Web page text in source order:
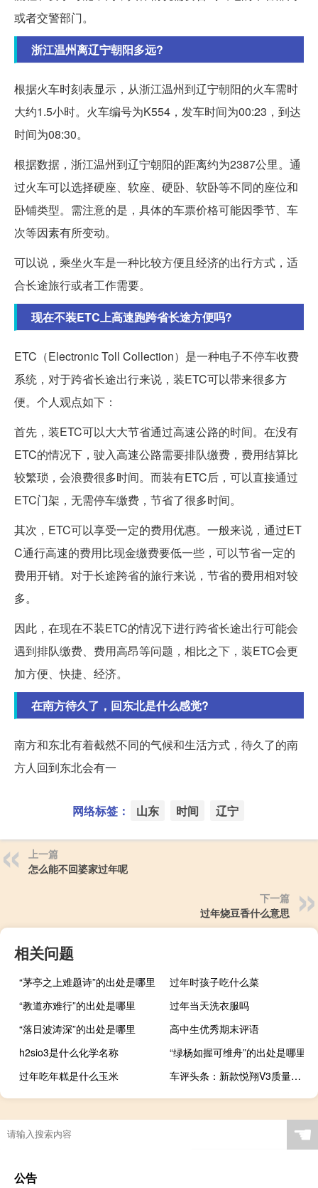
或者交警部门。
浙江温州离辽宁朝阳多远?
根据火车时刻表显示，从浙江温州到辽宁朝阳的火车需时
大约1.5小时。火车编号为K554，发车时间为00:23，到达
时间为08:30。
根据数据，浙江温州到辽宁朝阳的距离约为2387公里。通
过火车可以选择硬座、软座、硬卧、软卧等不同的座位和
卧铺类型。需注意的是，具体的车票价格可能因季节、车
次等因素有所变动。
可以说，乘坐火车是一种比较方便且经济的出行方式，适
合长途旅行或者工作需要。
现在不装ETC上高速跑跨省长途方便吗?
ETC（Electronic Toll Collection）是一种电子不停车收费
系统，对于跨省长途出行来说，装ETC可以带来很多方
便。个人观点如下：
首先，装ETC可以大大节省通过高速公路的时间。在没有
ETC的情况下，驶入高速公路需要排队缴费，费用结算比
较繁琐，会浪费很多时间。而装有ETC后，可以直接通过
ETC门架，无需停车缴费，节省了很多时间。
其次，ETC可以享受一定的费用优惠。一般来说，通过ET
C通行高速的费用比现金缴费要低一些，可以节省一定的
费用开销。对于长途跨省的旅行来说，节省的费用相对较
多。
因此，在现在不装ETC的情况下进行跨省长途出行可能会
遇到排队缴费、费用高昂等问题，相比之下，装ETC会更
加方便、快捷、经济。
在南方待久了，回东北是什么感觉?
南方和东北有着截然不同的气候和生活方式，待久了的南
方人回到东北会有一
网络标签： 山东 时间 辽宁
上一篇
怎么能不回婆家过年呢
下一篇
过年烧豆香什么意思
相关问题
“茅亭之上难题诗”的出处是哪里
过年时孩子吃什么菜
“教道亦难行”的出处是哪里
过年当天洗衣服吗
“落日波涛深”的出处是哪里
高中生优秀期末评语
h2sio3是什么化学名称
“绿杨如握可维舟”的出处是哪里
过年吃年糕是什么玉米
车评头条：新款悦翔V3质量怎么样及新款悦翔V3费油吗
☚
公告